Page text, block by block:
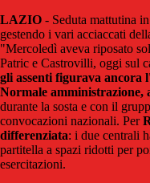
LAZIO - Seduta mattutina
gestendo i vari acciaccati
"Mercoledì aveva riposato
Patric e Castrovilli, oggi sul
gli assenti figurava ancora
Normale amministrazione,
durante la sosta e con il
convocazioni nazionali. Per
differenziata: i due centrali
partitella a spazi ridotti per
esercitazioni.